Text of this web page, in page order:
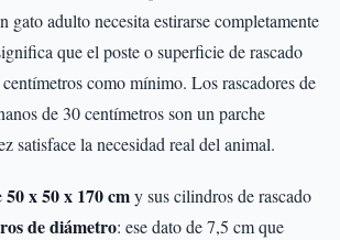
gato adulto necesita estirarse completamente
que el poste o superficie de rascado
como mínimo. Los rascadores de
de 30 centímetros son un parche
satisface la necesidad real del animal.
50 x 50 x 170 cmy sus cilindros de rascado
de diámetro: ese dato de 7,5 cm que